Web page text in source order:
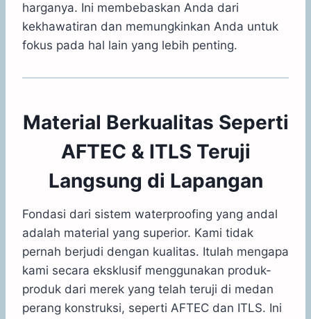
harganya. Ini membebaskan Anda dari
kekhawatiran dan memungkinkan Anda untuk
fokus pada hal lain yang lebih penting.
Material Berkualitas Seperti
AFTEC & ITLS Teruji
Langsung di Lapangan
Fondasi dari sistem waterproofing yang andal
adalah material yang superior. Kami tidak
pernah berjudi dengan kualitas. Itulah mengapa
kami secara eksklusif menggunakan produk-
produk dari merek yang telah teruji di medan
perang konstruksi, seperti AFTEC dan ITLS. Ini